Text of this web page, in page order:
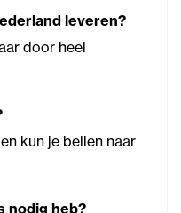
leveren?
door heel
kun je bellen naar
nodig heb?